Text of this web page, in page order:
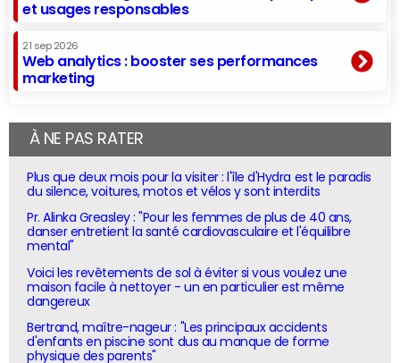
et usages responsables
21 sep 2026
Web analytics : booster ses performances
marketing
À NE PAS RATER
Plus que deux mois pour la visiter : l'île d'Hydra est le paradis
du silence, voitures, motos et vélos y sont interdits
Pr. Alinka Greasley : "Pour les femmes de plus de 40 ans,
danser entretient la santé cardiovasculaire et l'équilibre
mental"
Voici les revêtements de sol à éviter si vous voulez une
maison facile à nettoyer - un en particulier est même
dangereux
Bertrand, maître-nageur : "Les principaux accidents
d'enfants en piscine sont dus au manque de forme
physique des parents"